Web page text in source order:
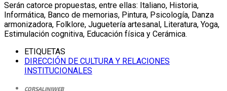
Serán catorce propuestas, entre ellas: Italiano, Historia,
Informática, Banco de memorias, Pintura, Psicología, Danza
armonizadora, Folklore, Juguetería artesanal, Literatura, Yoga,
Estimulación cognitiva, Educación física y Cerámica.
ETIQUETAS
DIRECCIÓN DE CULTURA Y RELACIONES
INSTITUCIONALES
CORSALINIWEB